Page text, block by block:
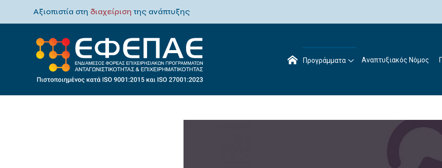
Αξιοπιστία στη διαχείριση της ανάπτυξης
Προγράμματα Αναπτυξιακός Νόμος